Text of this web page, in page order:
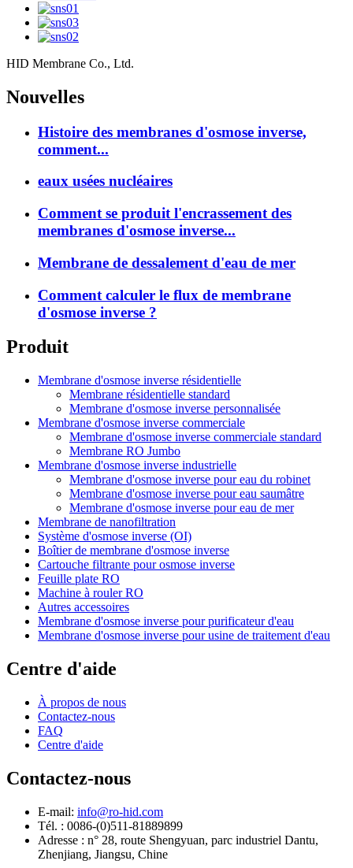
HID Membrane Co., Ltd.
Nouvelles
Histoire des membranes d'osmose inverse,
comment...
eaux usées nucléaires
Comment se produit l'encrassement des
membranes d'osmose inverse...
Membrane de dessalement d'eau de mer
Comment calculer le flux de membrane
d'osmose inverse ?
Produit
Membrane d'osmose inverse résidentielle
Membrane résidentielle standard
Membrane d'osmose inverse personnalisée
Membrane d'osmose inverse commerciale
Membrane d'osmose inverse commerciale standard
Membrane RO Jumbo
Membrane d'osmose inverse industrielle
Membrane d'osmose inverse pour eau du robinet
Membrane d'osmose inverse pour eau saumâtre
Membrane d'osmose inverse pour eau de mer
Membrane de nanofiltration
Système d'osmose inverse (OI)
Boîtier de membrane d'osmose inverse
Cartouche filtrante pour osmose inverse
Feuille plate RO
Machine à rouler RO
Autres accessoires
Membrane d'osmose inverse pour purificateur d'eau
Membrane d'osmose inverse pour usine de traitement d'eau
Centre d'aide
À propos de nous
Contactez-nous
FAQ
Centre d'aide
Contactez-nous
E-mail: info@ro-hid.com
Tél. : 0086-(0)511-81889899
Adresse : n° 28, route Shengyuan, parc industriel Dantu,
Zhenjiang, Jiangsu, Chine